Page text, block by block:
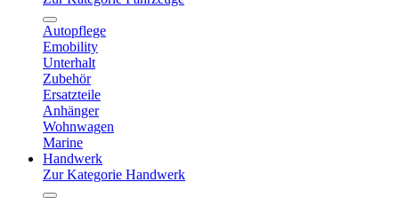
Autopflege
Emobility
Unterhalt
Zubehör
Ersatzteile
Anhänger
Wohnwagen
Marine
Handwerk
Zur Kategorie Handwerk